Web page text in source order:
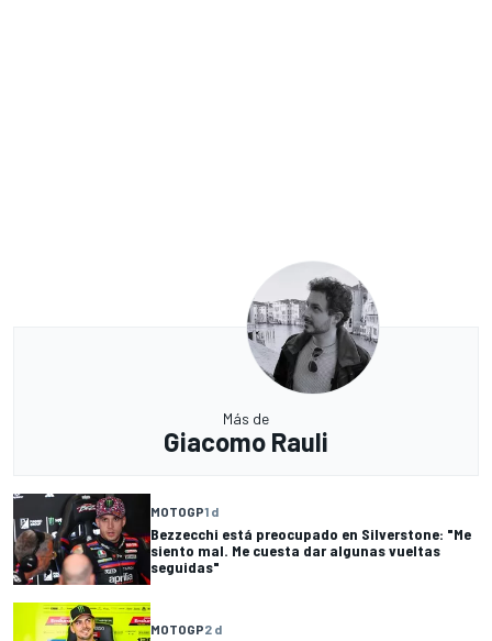
Más de
Giacomo Rauli
MOTOGP1 d
Bezzecchi está preocupado en Silverstone: "Me
siento mal. Me cuesta dar algunas vueltas
seguidas"
MOTOGP2 d